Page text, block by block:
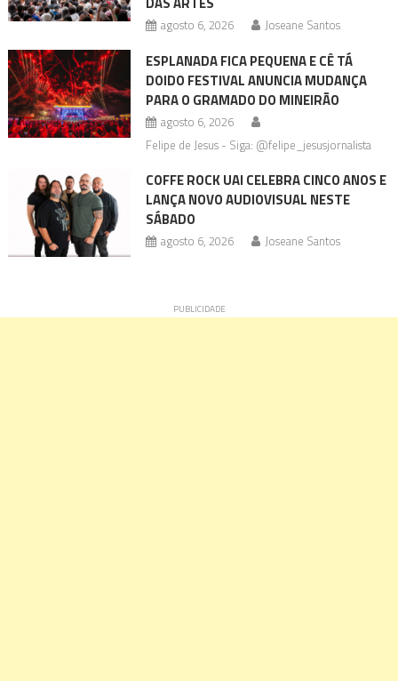
agosto 6, 2026 Joseane Santos
ESPLANADA FICA PEQUENA E CÊ TÁ
DOIDO FESTIVAL ANUNCIA MUDANÇA
PARA O GRAMADO DO MINEIRÃO
agosto 6, 2026
Felipe de Jesus - Siga: @felipe_jesusjornalista
COFFE ROCK UAI CELEBRA CINCO ANOS E
LANÇA NOVO AUDIOVISUAL NESTE
SÁBADO
agosto 6, 2026 Joseane Santos